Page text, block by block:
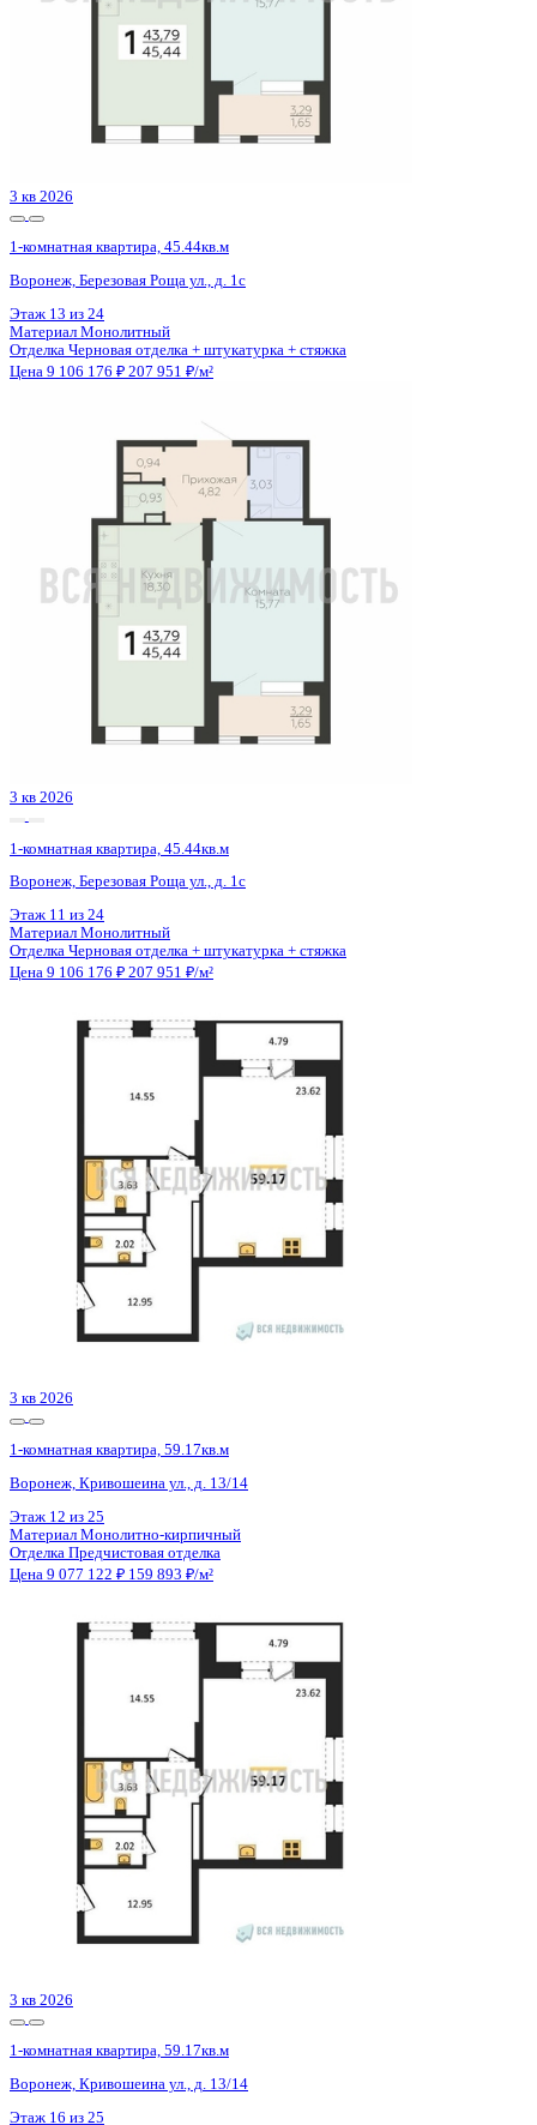
3 кв 2026
1-комнатная квартира, 59.17кв.м
Воронеж, Кривошеина ул., д. 13/14
Этаж 15 из 25
Цена 9 091 779 ₽ 160 151 ₽/м²
2 кв 2029
1-комнатная квартира, 65.92кв.м
Воронеж, Ленинградская ул., д. 29б
Черновая отделка
Цена 9 083 776 ₽ 140 834 ₽/м²
1-комнатная квартира, 45.44кв.м
Воронеж, Березовая Роща ул., д. 1с
13 из 24
Материал
Отделка Черновая отделка + штукатурка + стяжка
Цена 9 106 176 ₽ 207 951 ₽/м²